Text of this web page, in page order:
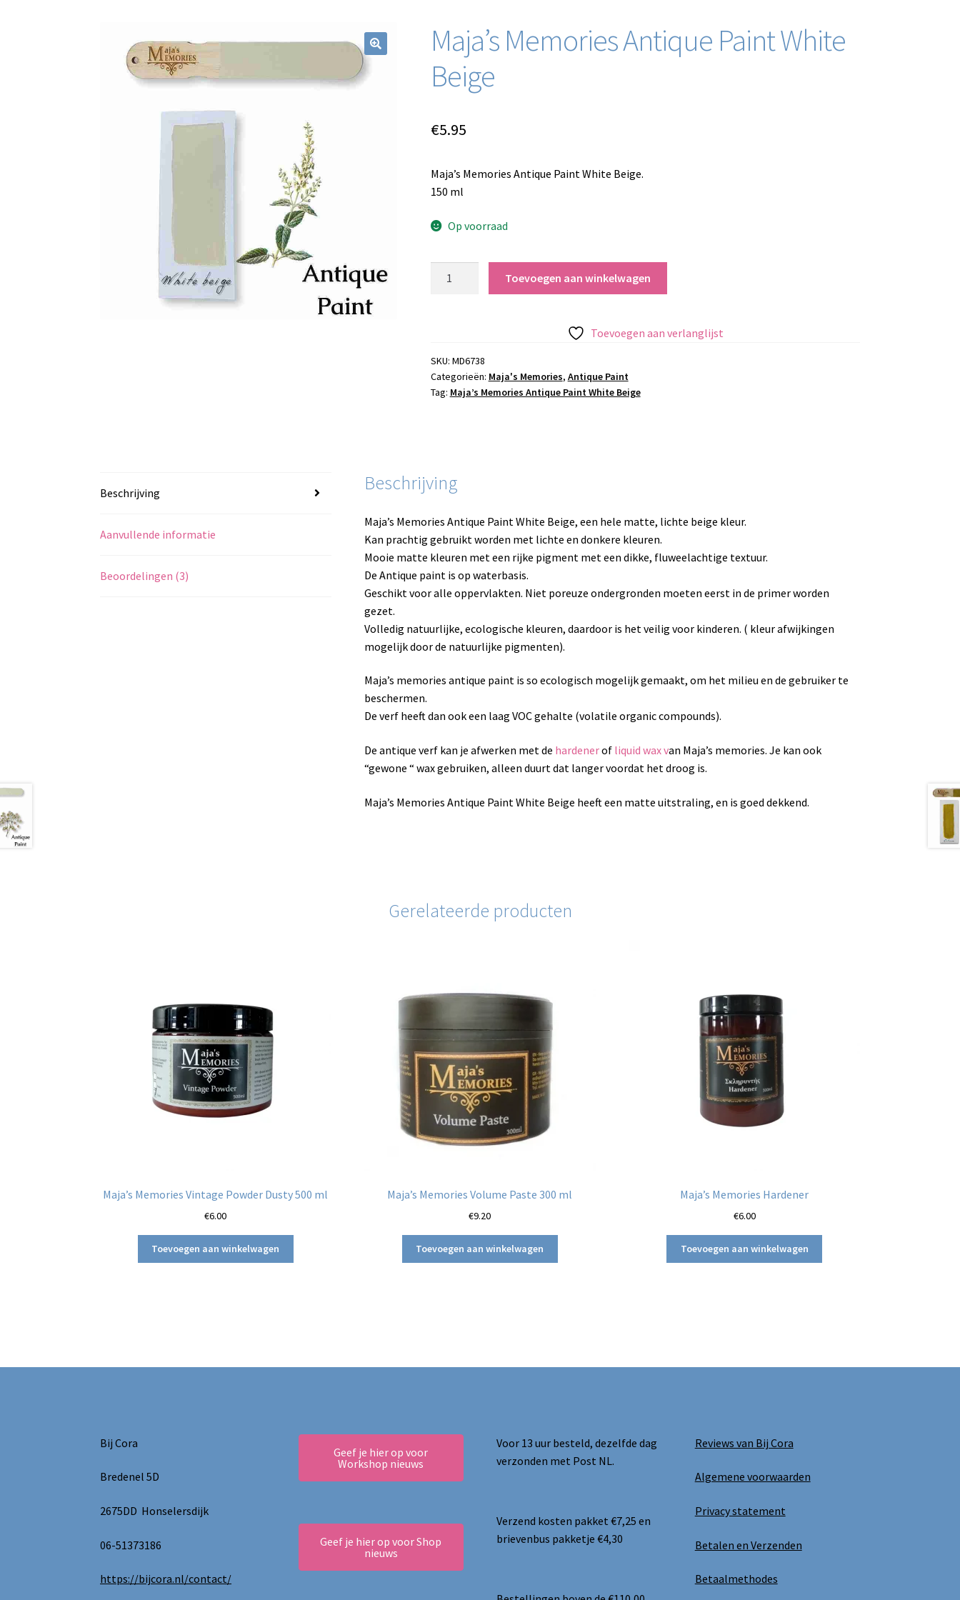
Maja’s Memories Antique Paint White
Beige
€5.95
Maja’s Memories Antique Paint White Beige.
150 ml
Op voorraad
Beige
aantal
Toevoegen aan winkelwagen
Toevoegen aan verlanglijst
SKU: MD6738
Categorieën: Maja's Memories, Antique Paint
Tag: Maja’s Memories Antique Paint White Beige
Beschrijving
Aanvullende informatie
Beoordelingen (3)
Beschrijving
Maja’s Memories Antique Paint White Beige, een hele matte, lichte beige kleur.
Kan prachtig gebruikt worden met lichte en donkere kleuren.
Mooie matte kleuren met een rijke pigment met een dikke, fluweelachtige textuur.
De Antique paint is op waterbasis.
Geschikt voor alle oppervlakten. Niet poreuze ondergronden moeten eerst in de primer worden
gezet.
Volledig natuurlijke, ecologische kleuren, daardoor is het veilig voor kinderen. ( kleur afwijkingen
mogelijk door de natuurlijke pigmenten).
Maja’s memories antique paint is so ecologisch mogelijk gemaakt, om het milieu en de gebruiker te
beschermen.
De verf heeft dan ook een laag VOC gehalte (volatile organic compounds).
De antique verf kan je afwerken met de hardenerof liquid wax van Maja’s memories. Je kan ook
“gewone “ wax gebruiken, alleen duurt dat langer voordat het droog is.
Maja’s Memories Antique Paint White Beige heeft een matte uitstraling, en is goed dekkend.
Gerelateerde producten
Maja’s Memories Vintage Powder Dusty 500 ml
€6.00
Toevoegen aan winkelwagen
Maja’s Memories Volume Paste 300 ml
€9.20
Toevoegen aan winkelwagen
Maja’s Memories Hardener
€6.00
Toevoegen aan winkelwagen
Bij Cora
Bredenel 5D
2675DD Honselersdijk
06-51373186
https://bijcora.nl/contact/
Geef je hier op voor
Workshop nieuws
Geef je hier op voor Shop
nieuws
Voor 13 uur besteld, dezelfde dag
verzonden met Post NL.
Verzend kosten pakket €7,25 en
brievenbus pakketje €4,30
Reviews van Bij Cora
Algemene voorwaarden
Privacy statement
Betalen en Verzenden
Betaalmethodes